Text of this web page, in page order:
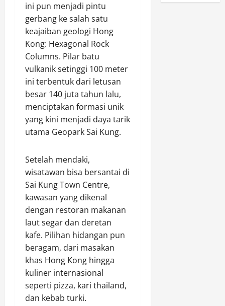
ini pun menjadi pintu
gerbang ke salah satu
keajaiban geologi Hong
Kong: Hexagonal Rock
Columns. Pilar batu
vulkanik setinggi 100 meter
ini terbentuk dari letusan
besar 140 juta tahun lalu,
menciptakan formasi unik
yang kini menjadi daya tarik
utama Geopark Sai Kung.
Setelah mendaki,
wisatawan bisa bersantai di
Sai Kung Town Centre,
kawasan yang dikenal
dengan restoran makanan
laut segar dan deretan
kafe. Pilihan hidangan pun
beragam, dari masakan
khas Hong Kong hingga
kuliner internasional
seperti pizza, kari thailand,
dan kebab turki.